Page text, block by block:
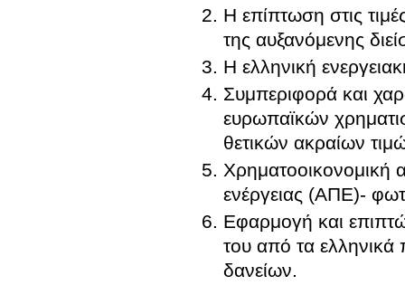
Η επίπτωση στις
της αυξανόμενης
Η ελληνική
Συμπεριφορά και
ευρωπαϊκών
θετικών ακραίων
Χρηματοοικονομική
ενέργειας (ΑΠΕ)-
Εφαρμογή και
του από τα ελληνικά
δανείων.